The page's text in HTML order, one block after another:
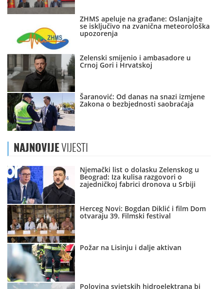
ZHMS apeluje na građane: Oslanjajte
se isključivo na zvanična meteorološka
upozorenja
Zelenski smijenio i ambasadore u
Crnoj Gori i Hrvatskoj
Šaranović: Od danas na snazi izmjene
Zakona o bezbjednosti saobraćaja
NAJNOVIJEVIJESTI
Njemački list o dolasku Zelenskog u
Beograd: Iza kulisa razgovori o
zajedničkoj fabrici dronova u Srbiji
Herceg Novi: Bogdan Diklić i film Dom
otvaraju 39. Filmski festival
Požar na Lisinju i dalje aktivan
Polovina svjetskih hidroelektrana bi